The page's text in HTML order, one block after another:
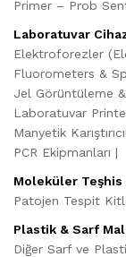
Primer – Prob
Laboratuvar
Elektroforezler
Fluorometers &
Jel Görüntüleme
Laboratuvar
Manyetik
PCR Ekipmanları
Moleküler Teşhis
Patojen Tespit
Plastik & Sarf
Diğer Sarf ve